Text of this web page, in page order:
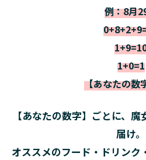
例：8月
1+0=1
【あなたの数
【あなたの数字】ごとに、
届け。
オススメのフード・ドリンク